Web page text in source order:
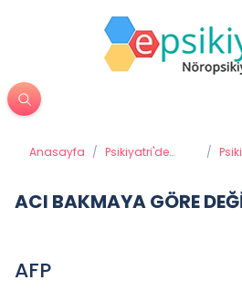
Anasayfa / Psikiyatri'de
/
ACI BAKMAYA GÖRE
AFP